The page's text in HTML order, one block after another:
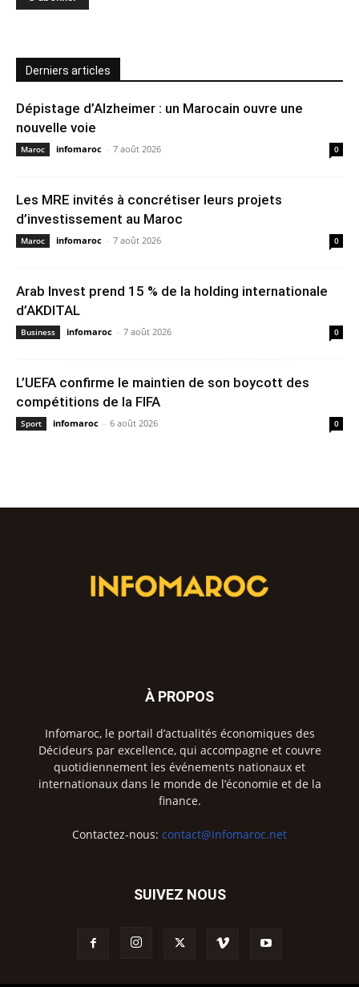
Derniers articles
Dépistage d’Alzheimer : un Marocain ouvre une
nouvelle voie
Maroc infomaroc - 7 août 2026 0
Les MRE invités à concrétiser leurs projets
d’investissement au Maroc
Maroc infomaroc - 7 août 2026 0
Arab Invest prend 15 % de la holding internationale
d’AKDITAL
Business infomaroc - 7 août 2026 0
L’UEFA confirme le maintien de son boycott des
compétitions de la FIFA
Sport infomaroc - 6 août 2026 0
À PROPOS
Infomaroc, le portail d’actualités économiques des
Décideurs par excellence, qui accompagne et couvre
quotidiennement les événements nationaux et
internationaux dans le monde de l’économie et de la
finance.
Contactez-nous: contact@infomaroc.net
SUIVEZ NOUS